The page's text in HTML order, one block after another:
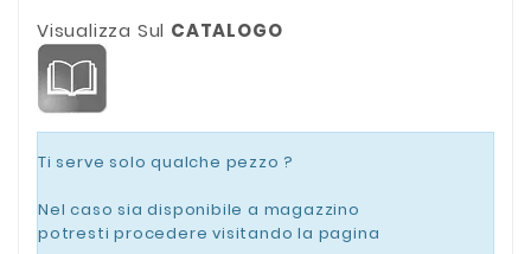
Visualizza Sul CATALOGO
Ti serve solo qualche pezzo ?
Nel caso sia disponibile a magazzino
potresti procedere visitando la pagina